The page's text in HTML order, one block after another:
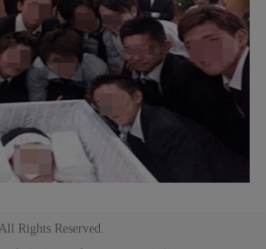
Rights Reserved.